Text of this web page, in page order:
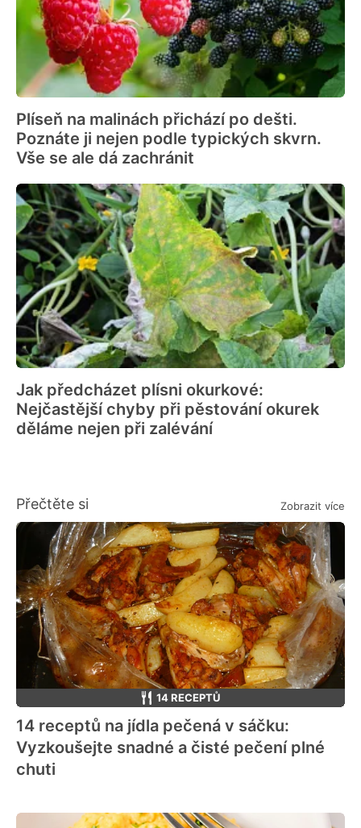
Plíseň na malinách přichází po dešti.
Poznáte ji nejen podle typických skvrn.
Vše se ale dá zachránit
Jak předcházet plísni okurkové:
Nejčastější chyby při pěstování okurek
děláme nejen při zalévání
Přečtěte si Zobrazit více
14 RECEPTŮ
14 receptů na jídla pečená v sáčku:
Vyzkoušejte snadné a čisté pečení plné
chuti